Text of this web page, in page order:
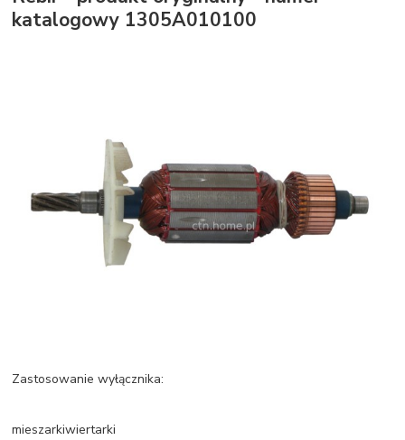
katalogowy 1305A010100
Zastosowanie wyłącznika:
mieszarkiwiertarki